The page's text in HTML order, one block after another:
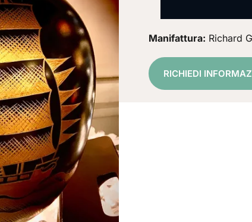
Manifattura: Richard
RICHIEDI